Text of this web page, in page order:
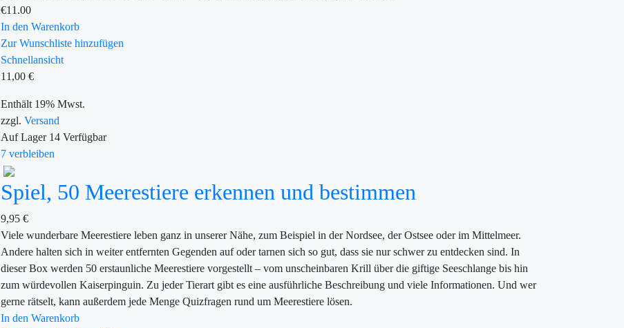
€11.00
In den Warenkorb
Zur Wunschliste hinzufügen
Schnellansicht
11,00 €
Enthält 19% Mwst.
zzgl. Versand
Auf Lager14 Verfügbar
7 verbleiben
Spiel, 50 Meerestiere erkennen und bestimmen
9,95 €
Viele wunderbare Meerestiere leben ganz in unserer Nähe, zum Beispiel in der Nordsee, der Ostsee oder im Mittelmeer.
Andere halten sich in weiter entfernten Gegenden auf oder tarnen sich so gut, dass sie nur schwer zu entdecken sind. In
dieser Box werden 50 erstaunliche Meerestiere vorgestellt – vom unscheinbaren Krill über die giftige Seeschlange bis hin
zum würdevollen Kaiserpinguin. Zu jeder Tierart gibt es eine ausführliche Beschreibung und viele Informationen. Und wer
gerne rätselt, kann außerdem jede Menge Quizfragen rund um Meerestiere lösen.
In den Warenkorb